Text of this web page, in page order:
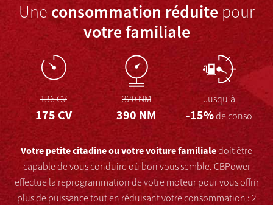
Uneconsommation réduitepour
votre familiale
136 CV
175 CV
320 NM
390 NM
Jusqu'à
-15%de conso
Votre petite citadine ou votre voiture familialedoit être
capable de vous conduire où bon vous semble. CBPower
effectue la reprogrammation de votre moteur pour vous offrir
plus de puissance tout en réduisant votre consommation : 2